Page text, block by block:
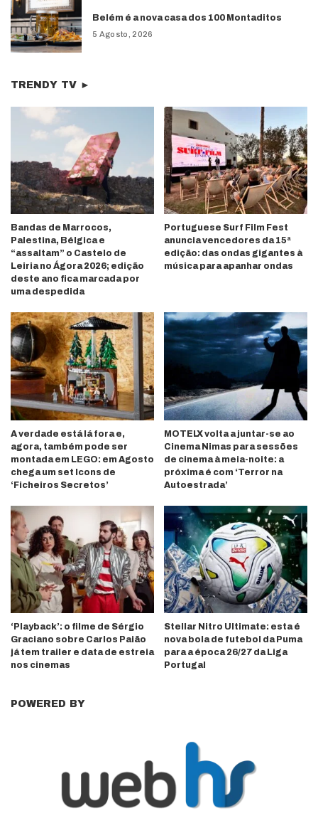
Belém é a nova casa dos 100 Montaditos
5 Agosto, 2026
TRENDY TV ►
Bandas de Marrocos,
Palestina, Bélgica e
“assaltam” o Castelo de
Leiria no Ágora 2026; edição
deste ano fica marcada por
uma despedida
Portuguese Surf Film Fest
anuncia vencedores da 15ª
edição: das ondas gigantes à
música para apanhar ondas
A verdade está lá fora e,
agora, também pode ser
montada em LEGO: em Agosto
chega um set Icons de
‘Ficheiros Secretos’
MOTELX volta a juntar-se ao
Cinema Nimas para sessões
de cinema à meia-noite: a
próxima é com ‘Terror na
Autoestrada’
‘Playback’: o filme de Sérgio
Graciano sobre Carlos Paião
já tem trailer e data de estreia
nos cinemas
Stellar Nitro Ultimate: esta é
nova bola de futebol da Puma
para a época 26/27 da Liga
Portugal
POWERED BY